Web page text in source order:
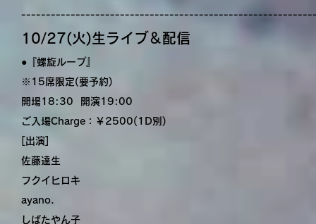
10/27(火)生ライブ＆配信
●『螺旋ループ』
※15席限定(要予約)
開場18:30 開演19:00
ご入場Charge：￥2500(1D別)
[出演]
佐藤達生
フクイヒロキ
ayano.
しばたやん子